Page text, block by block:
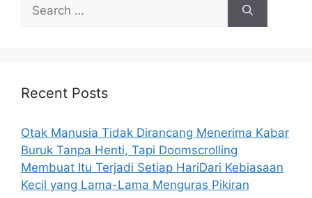
h
r
:
Recent Posts
Otak Manusia Tidak Dirancang Menerima Kabar
Buruk Tanpa Henti, Tapi Doomscrolling
Membuat Itu Terjadi Setiap HariDari Kebiasaan
Kecil yang Lama-Lama Menguras Pikiran